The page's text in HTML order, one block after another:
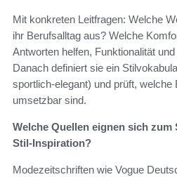
Mit konkreten Leitfragen: Welche
ihr Berufsalltag aus? Welche
Antworten helfen, Funktionalität
Danach definiert sie ein
sportlich‑elegant) und prüft,
umsetzbar sind.
Welche Quellen eignen sich zum
Stil‑Inspiration?
Modezeitschriften wie Vogue